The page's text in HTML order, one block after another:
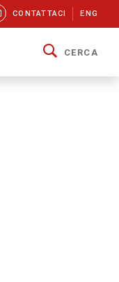
CONTATTACI ENG
CERCA